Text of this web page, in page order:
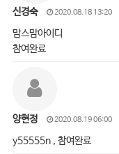
신경숙 2020.08.18 13:20
맘스맘아이디
참여완료
양현정 2020.08.19 06:00
y55555n , 참여완료